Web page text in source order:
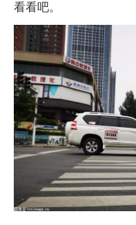
看看吧。